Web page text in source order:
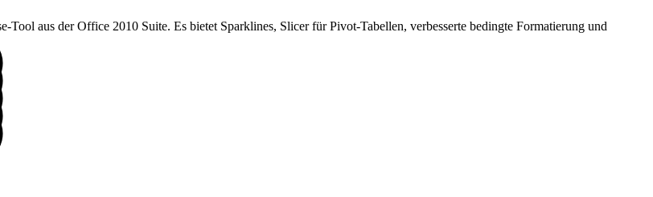
aus der Office 2010 Suite. Es bietet Sparklines, Slicer für Pivot-Tabellen, verbesserte bedingte Formatierung und